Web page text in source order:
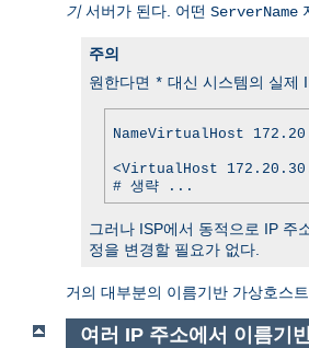
기서버가 된다. 어떤 ServerName
주의
원한다면 * 대신 시스템의 실제
NameVirtualHost
<VirtualHost
# 생략 ...
그러나 ISP에서 동적으로 IP 주
정을 변경할 필요가 없다.
거의 대부분의 이름기반 가상호스
여러 IP 주소에서 이름기